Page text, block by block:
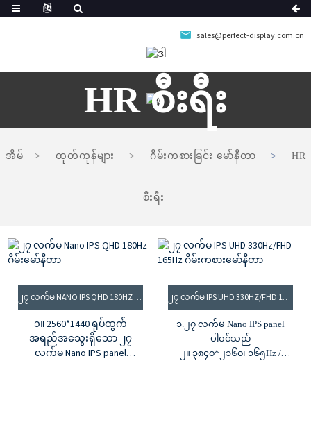
sales@perfect-display.com.cn
HR စီးရီး
အိမ် ထုတ်ကုန်များ ဂိမ်းကစားခြင်း မော်နီတာ HR
စီးရီး
၂၇ လက်မ NANO IPS QHD 180HZ ဂိမ်းမော်နီတာ
၁။ 2560*1440 ရုပ်ထွက်
အရည်အသွေးရှိသော ၂၇
လက်မ Nano IPS panel
၂၇ လက်မ IPS UHD 330HZ/FHD 165HZ ဂိမ်းကစားမော်နီတာ
၁.၂၇ လက်မ Nano IPS panel
ပါဝင်သည်
၂။ ၃၈၄၀*၂၁၆၀၊ ၁၆၅Hz /